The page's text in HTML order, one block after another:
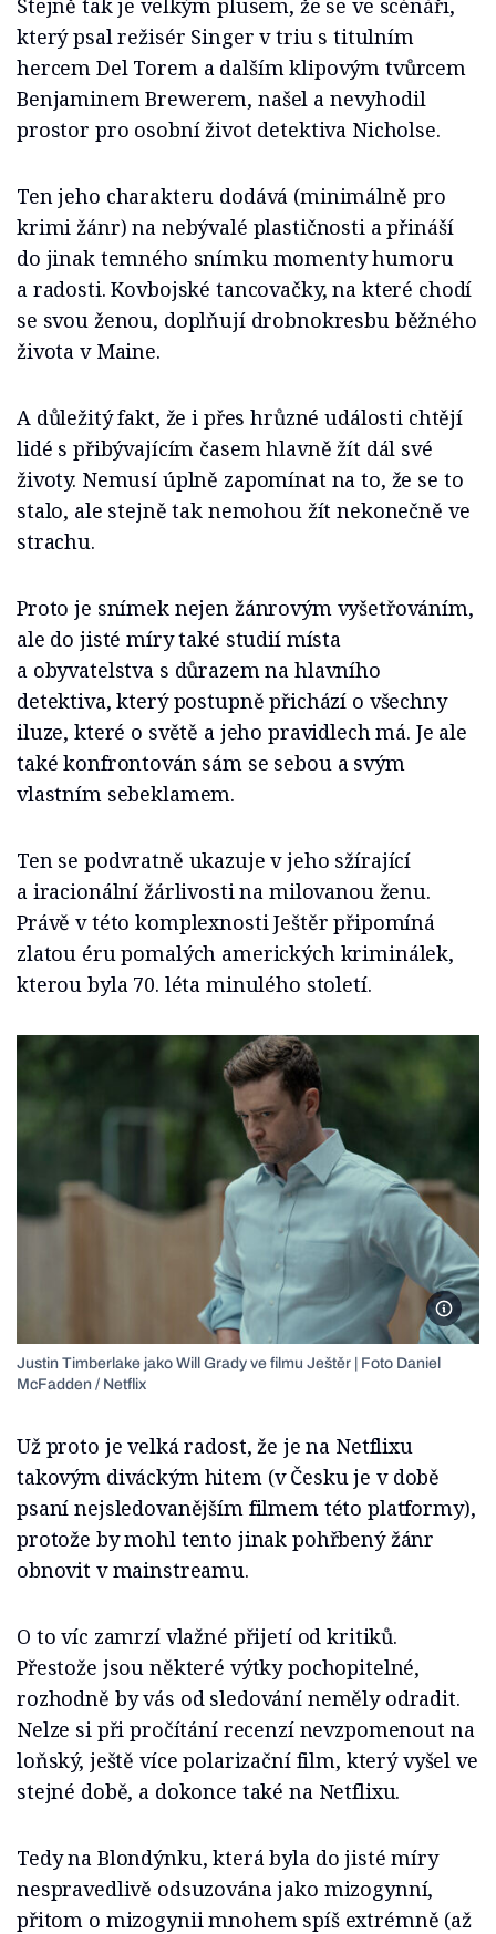
Stejně tak je velkým plusem, že se ve scénáři,
který psal režisér Singer v triu s titulním
hercem Del Torem a dalším klipovým tvůrcem
Benjaminem Brewerem, našel a nevyhodil
prostor pro osobní život detektiva Nicholse.
Ten jeho charakteru dodává (minimálně pro
krimi žánr) na nebývalé plastičnosti a přináší
do jinak temného snímku momenty humoru
a radosti. Kovbojské tancovačky, na které chodí
se svou ženou, doplňují drobnokresbu běžného
života v Maine.
A důležitý fakt, že i přes hrůzné události chtějí
lidé s přibývajícím časem hlavně žít dál své
životy. Nemusí úplně zapomínat na to, že se to
stalo, ale stejně tak nemohou žít nekonečně ve
strachu.
Proto je snímek nejen žánrovým vyšetřováním,
ale do jisté míry také studií místa
a obyvatelstva s důrazem na hlavního
detektiva, který postupně přichází o všechny
iluze, které o světě a jeho pravidlech má. Je ale
také konfrontován sám se sebou a svým
vlastním sebeklamem.
Ten se podvratně ukazuje v jeho sžírající
a iracionální žárlivosti na milovanou ženu.
Právě v této komplexnosti Ještěr připomíná
zlatou éru pomalých amerických kriminálek,
kterou byla 70. léta minulého století.
Foto
Justin Timberlake jako Will Grady ve filmu Ještěr | Foto Daniel
McFadden / Netflix
Už proto je velká radost, že je na Netflixu
takovým diváckým hitem (v Česku je v době
psaní nejsledovanějším filmem této platformy),
protože by mohl tento jinak pohřbený žánr
obnovit v mainstreamu.
O to víc zamrzí vlažné přijetí od kritiků.
Přestože jsou některé výtky pochopitelné,
rozhodně by vás od sledování neměly odradit.
Nelze si při pročítání recenzí nevzpomenout na
loňský, ještě více polarizační film, který vyšel ve
stejné době, a dokonce také na Netflixu.
Tedy na Blondýnku, která byla do jisté míry
nespravedlivě odsuzována jako mizogynní,
přitom o mizogynii mnohem spíš extrémně (až